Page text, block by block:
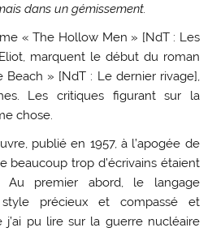
dans un gémissement.
« The Hollow Men » [NdT : Les
marquent le début du roman
» [NdT : Le dernier rivage],
Les critiques figurant sur la
chose.
publié en 1957, à l’apogée de
beaucoup trop d’écrivains étaient
Au premier abord, le langage
précieux et compassé et
pu lire sur la guerre nucléaire